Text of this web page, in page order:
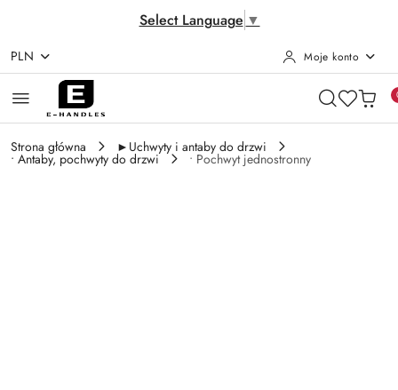
Select Language ▼
Przejdź do treści głównej
Przejdź do wyszukiwarki
Przejdź do moje konto
Przejdź do menu głównego
Przejdź do opisu produktu
Przejdź do stopki
PLN Moje konto
Strona główna ►Uchwyty i antaby do drzwi
• Antaby, pochwyty do drzwi • Pochwyt jednostronny